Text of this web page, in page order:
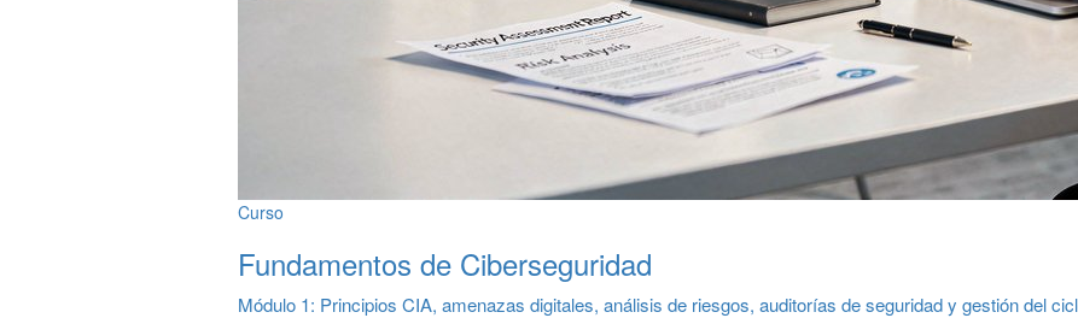
Curso
Fundamentos de Ciberseguridad
Módulo 1: Principios CIA, amenazas digitales, análisis de riesgos, auditorías de seguridad y gestión del